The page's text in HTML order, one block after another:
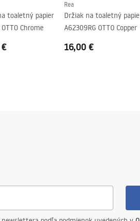
toaletný papier
Chrome
Rea
Držiak na toaletný
A62309RG OTTO Copper
16,00 €